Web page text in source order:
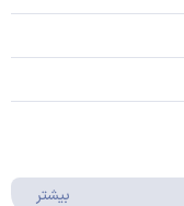
بیشتر